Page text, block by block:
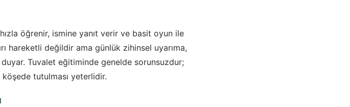
öğrenir, ismine yanıt verir ve basit oyun ile
hareketli değildir ama günlük zihinsel uyarıma,
Tuvalet eğitiminde genelde sorunsuzdur;
tutulması yeterlidir.